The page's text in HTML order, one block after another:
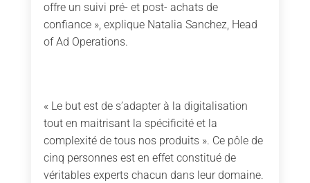
offre un suivi pré- et post- achats de
confiance », explique Natalia Sanchez, Head
of Ad Operations.
« Le but est de s’adapter à la digitalisation
tout en maitrisant la spécificité et la
complexité de tous nos produits ». Ce pôle de
cinq personnes est en effet constitué de
véritables experts chacun dans leur domaine.